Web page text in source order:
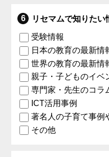
リセマムで知りたい
受験情報
日本の教育の最新情
世界の教育の最新情
親子・子どものイベ
専門家・先生のコラ
ICT活用事例
著名人の子育て事例
その他